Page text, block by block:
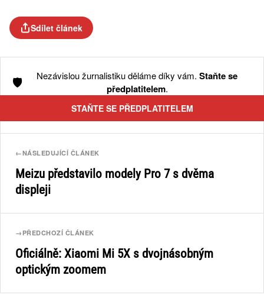
Sdílet článek
🛡️ Nezávislou žurnalistiku děláme díky vám. Staňte se
předplatitelem.
STAŇTE SE PŘEDPLATITELEM
←NÁSLEDUJÍCÍ ČLÁNEK
Meizu představilo modely Pro 7 s dvěma
displeji
→ PŘEDCHOZÍ ČLÁNEK
Oficiálně: Xiaomi Mi 5X s dvojnásobným
optickým zoomem